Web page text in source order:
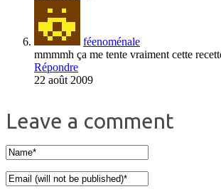
féenoménale
mmmmh ça me tente vraiment cette
Répondre
22 août 2009
Leave a comment